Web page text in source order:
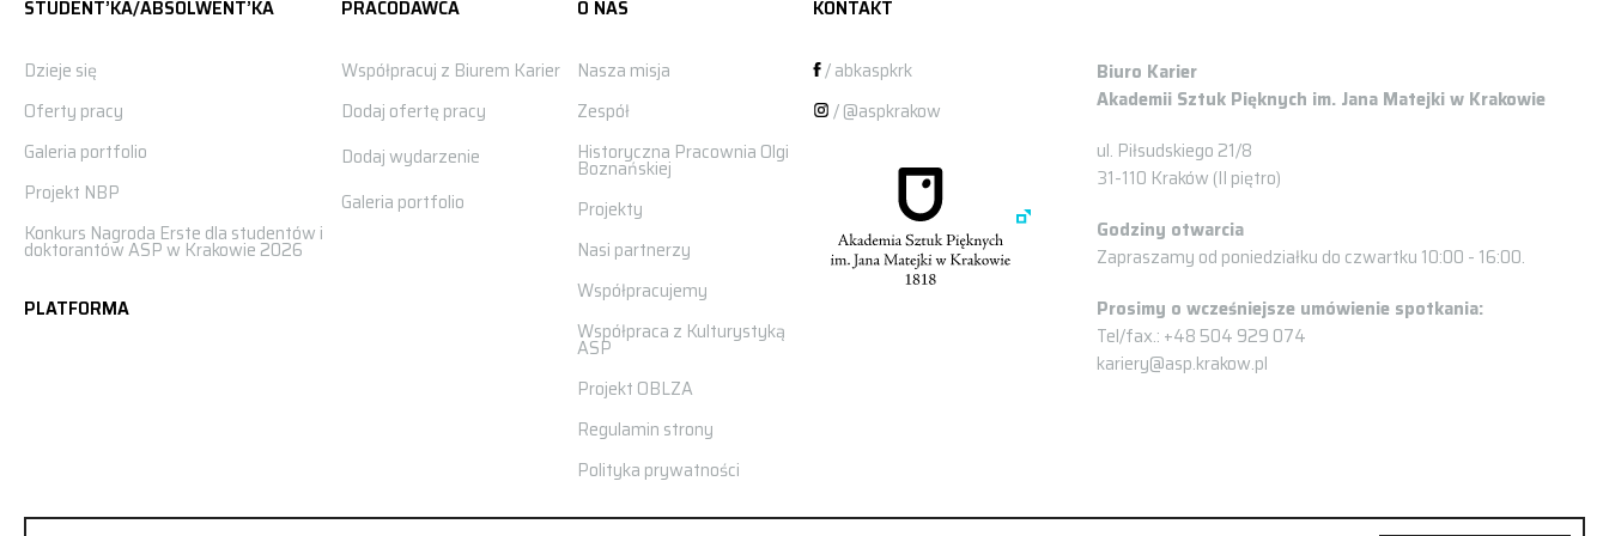
STUDENT’KA/ABSOLWENT’KA
Dzieje się
Oferty pracy
Galeria portfolio
Projekt NBP
Konkurs Nagroda Erste dla studentów i
doktorantów ASP w Krakowie 2026
PLATFORMA
PRACODAWCA
Współpracuj z Biurem Karier
Dodaj ofertę pracy
Dodaj wydarzenie
Galeria portfolio
O NAS
Nasza misja
Zespół
Historyczna Pracownia Olgi
Boznańskiej
Projekty
Nasi partnerzy
Współpracujemy
Współpraca z Kulturystyką
ASP
Projekt OBLZA
Regulamin strony
Polityka prywatności
KONTAKT
/ abkaspkrk
/ @aspkrakow
Biuro Karier
Akademii Sztuk Pięknych im. Jana Matejki w Krakowie
ul. Piłsudskiego 21/8
31-110 Kraków (II piętro)
Godziny otwarcia
Zapraszamy od poniedziałku do czwartku 10:00 - 16:00.
Prosimy o wcześniejsze umówienie spotkania:
Tel/fax.: +48 504 929 074
kariery@asp.krakow.pl